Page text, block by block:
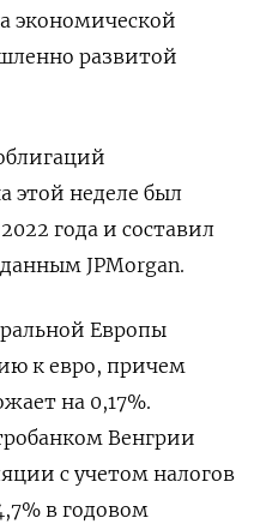
экономической
развитой
этой неделе был
года и составил
JPMorgan.
Европы
к евро, причем
на 0,17%.
Венгрии
с учетом налогов
в годовом